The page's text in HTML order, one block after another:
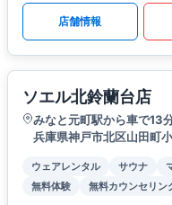
店舗情報
ソエル北鈴蘭台店
みなと元町駅から車で13
兵庫県神戸市北区山田町
ウェアレンタル サウナ
無料体験
無料カウンセリン